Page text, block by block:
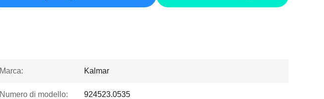
Marca: Kalmar
Numero di modello: 924523.0535